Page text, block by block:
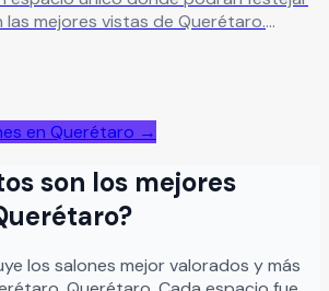
mejores vistas de Querétaro.
en Querétaro →
son los mejores
?
los salones mejor valorados y más